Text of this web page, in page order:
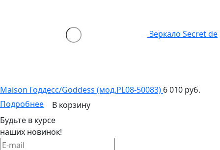
Зеркало Secret de
Maison Годдесс/Goddess (мод.PL08-50083) 6 010 руб.
Подробнее
В корзину
Будьте в курсе
наших новинок!